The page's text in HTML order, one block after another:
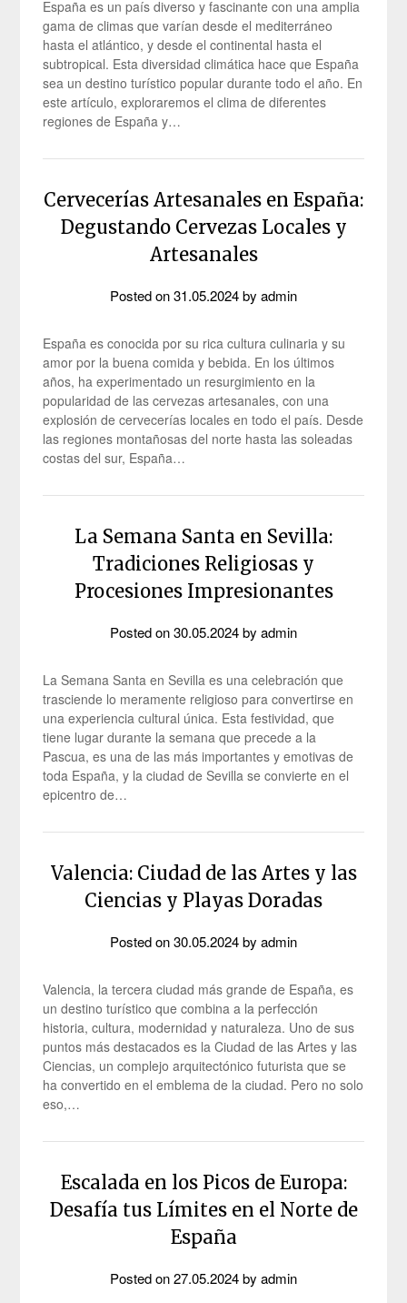
España es un país diverso y fascinante con una amplia
gama de climas que varían desde el mediterráneo
hasta el atlántico, y desde el continental hasta el
subtropical. Esta diversidad climática hace que España
sea un destino turístico popular durante todo el año. En
este artículo, exploraremos el clima de diferentes
regiones de España y…
Cervecerías Artesanales en España:
Degustando Cervezas Locales y
Artesanales
Posted on31.05.2024by admin
España es conocida por su rica cultura culinaria y su
amor por la buena comida y bebida. En los últimos
años, ha experimentado un resurgimiento en la
popularidad de las cervezas artesanales, con una
explosión de cervecerías locales en todo el país. Desde
las regiones montañosas del norte hasta las soleadas
costas del sur, España…
La Semana Santa en Sevilla:
Tradiciones Religiosas y
Procesiones Impresionantes
Posted on30.05.2024by admin
La Semana Santa en Sevilla es una celebración que
trasciende lo meramente religioso para convertirse en
una experiencia cultural única. Esta festividad, que
tiene lugar durante la semana que precede a la
Pascua, es una de las más importantes y emotivas de
toda España, y la ciudad de Sevilla se convierte en el
epicentro de…
Valencia: Ciudad de las Artes y las
Ciencias y Playas Doradas
Posted on30.05.2024by admin
Valencia, la tercera ciudad más grande de España, es
un destino turístico que combina a la perfección
historia, cultura, modernidad y naturaleza. Uno de sus
puntos más destacados es la Ciudad de las Artes y las
Ciencias, un complejo arquitectónico futurista que se
ha convertido en el emblema de la ciudad. Pero no solo
eso,…
Escalada en los Picos de Europa:
Desafía tus Límites en el Norte de
España
Posted on27.05.2024by admin